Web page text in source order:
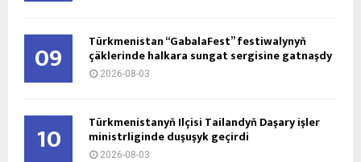
09 Türkmenistan “GabalaFest” festiwalynyň
çäklerinde halkara sungat sergisine gatnaşdy
2026-08-03
10 Türkmenistanyň Ilçisi Tailandyň Daşary işler
ministrliginde duşuşyk geçirdi
2026-08-03